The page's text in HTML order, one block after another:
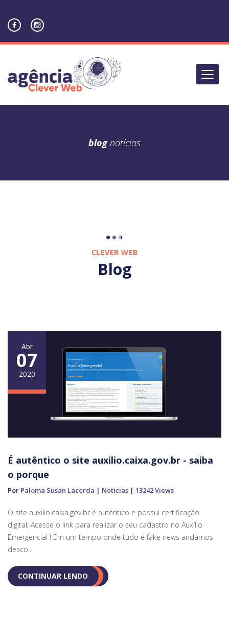
blognotícias
CLEVER WEB
Blog
Abr
07
2020
É autêntico o site auxilio.caixa.gov.br - saiba
o porque
Por Paloma Susan Lacerda | Notícias | 13242 Views
O site auxilio.caixa.gov.br é autêntico e possui certificação
digital; Acesse o link para realizar o seu cadastro no Auxílio
Emergencial ! Em um tempo onde tudo é fake news andamos
desco...
CONTINUAR LENDO